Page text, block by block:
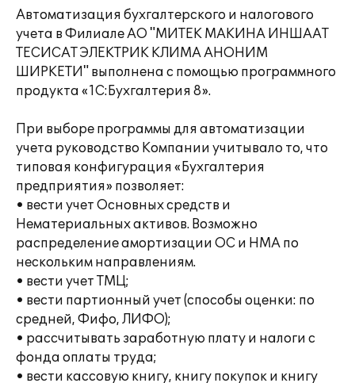
Автоматизация бухгалтерского и налогового
учета в Филиале АО "МИТЕК МАКИНА ИНШААТ
ТЕСИСАТ ЭЛЕКТРИК КЛИМА АНОНИМ
ШИРКЕТИ" выполнена с помощью программного
продукта «1С:Бухгалтерия 8».
При выборе программы для автоматизации
учета руководство Компании учитывало то, что
типовая конфигурация «Бухгалтерия
предприятия» позволяет:
• вести учет Основных средств и
Нематериальных активов. Возможно
распределение амортизации ОС и НМА по
нескольким направлениям.
• вести учет ТМЦ;
• вести партионный учет (способы оценки: по
средней, Фифо, ЛИФО);
• рассчитывать заработную плату и налоги с
фонда оплаты труда;
• вести кассовую книгу, книгу покупок и книгу